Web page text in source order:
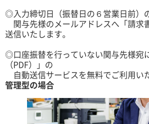
◎入力締切日（振替日の６営業日前）
関与先様のメールアドレスへ「請求
送信いたします。
◎口座振替を行っていない関与先様宛
（PDF）」の
自動送信サービスを無料でご利用い
管理型の場合